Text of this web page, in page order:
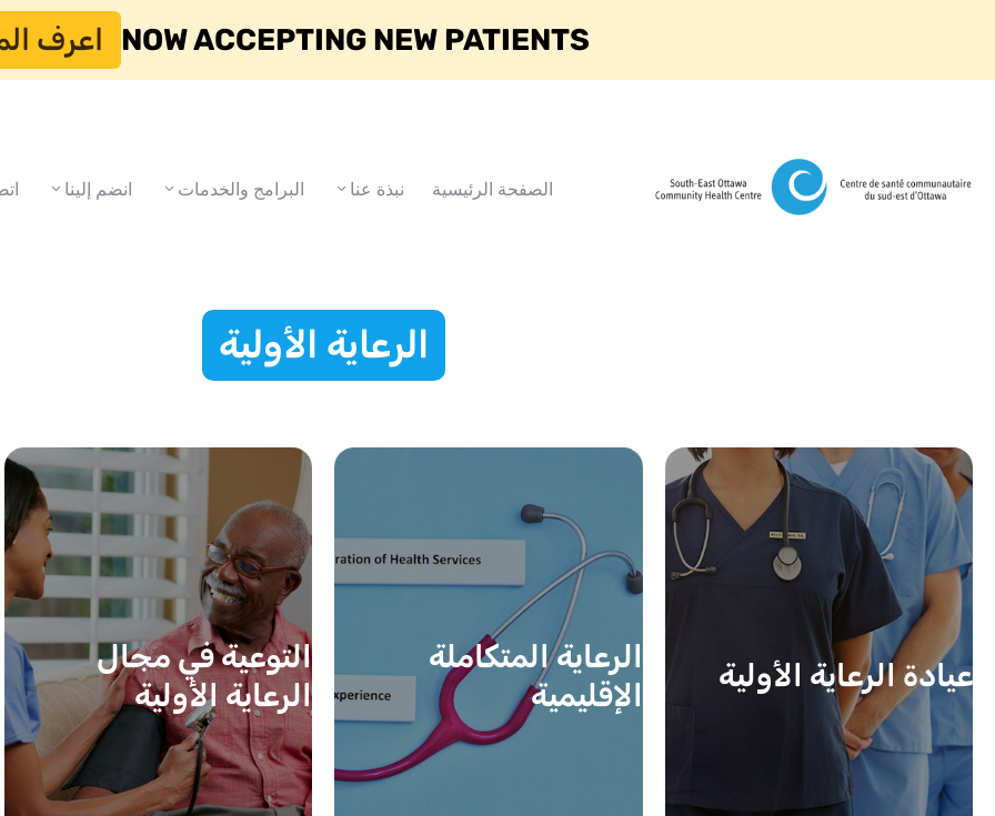
الصفحة الرئيسية نبذة عنا البرامج والخدمات انضم إلينا
الرعاية الأولية
عيادة الرعاية الأولية
الرعاية المتكاملة
الإقليمية
التوعية في مجال
الرعاية الأولية
NOW ACCEPTING NEW PATIENTS اعرف